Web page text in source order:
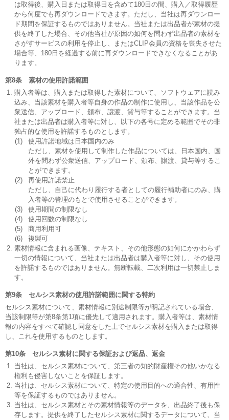
は取得後、購入日または取得日を含めて180日の間、購入／取得履歴
から何度でも再ダウンロードできます。ただし、当社は再ダウンロー
ド期間を保証するものではありません。当社または出品者が素材の提
供を終了した場合、その他当社が原因の如何を問わず出品者の素材を
さがすサービスの利用を停止し、またはCLIP会員の資格を喪失させた
場合等、180日を経過する前に再ダウンロードできなくなることがあ
ります。
第8条 素材の使用許諾範囲
購入者等は、購入または取得した素材について、ソフトウェアに読み
込み、当該素材を購入者等自身の作品の制作に使用し、当該作品を公
衆送信、アップロード、頒布、譲渡、貸与等することができます。当
社または出品者は購入者等に対し、以下の各号に定める範囲でその非
独占的な使用を許諾するものとします。
(1)
使用許諾地域は日本国内のみ
ただし、素材を使用して制作した作品については、日本国内、国
外を問わず公衆送信、アップロード、頒布、譲渡、貸与等するこ
とができます。
(2)
再使用許諾禁止
ただし、自己に代わり履行する者としての履行補助者にのみ、購
入者等の管理のもとで使用させることができます。
(3)
使用期間の制限なし
(4)
使用回数の制限なし
(5)
商用利用可
(6)
複製可
素材情報に含まれる画像、テキスト、その他形態の如何にかかわらず
一切の情報について、当社または出品者は購入者等に対し、その使用
を許諾するものではありません。無断転載、二次利用は一切禁止しま
す。
第9条 セルシス素材の使用許諾範囲に関する特約
セルシス素材について、素材情報に別途制限等が明記されている場合、
当該制限等が第8条第1項に優先して適用されます。購入者等は、素材情
報の内容をすべて確認し同意をした上でセルシス素材を購入または取得
し、これを使用するものとします。
第10条 セルシス素材に関する保証および返品、返金
当社は、セルシス素材について、第三者の知的財産権その他いかなる
権利も侵害しないことを保証します。
当社は、セルシス素材について、特定の使用目的への適合性、有用性
等を保証するものではありません。
当社は、セルシス素材とその素材情報等のデータを、出品終了後も保
存します。提供を終了したセルシス素材に関するデータについて、当